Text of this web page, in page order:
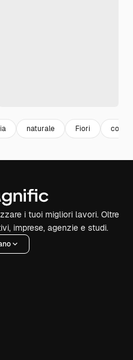
naturale Fiori corpo
i tuoi migliori lavori. Oltre
imprese, agenzie e studi.